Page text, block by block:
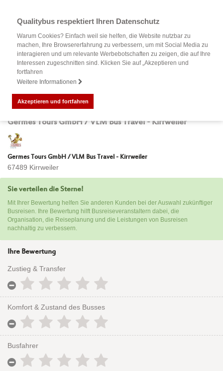
Qualitybus respektiert Ihren Datenschutz
Warum Cookies? Einfach weil sie helfen, die Website nutzbar zu
machen, Ihre Browsererfahrung zu verbessern, um mit Social Media zu
interagieren und um relevante Werbebotschaften zu zeigen, die auf Ihre
Interessen zugeschnitten sind. Klicken Sie auf „Akzeptieren und
fortfahren
Weitere Informationen
Akzeptieren und fortfahren
Germes Tours GmbH / VLM Bus Travel - Kirrweiler
Germes Tours GmbH / VLM Bus Travel - Kirrweiler
67489 Kirrweiler
Sie verteilen die Sterne!
Mit Ihrer Bewertung helfen Sie anderen Kunden bei der Auswahl zukünftiger
Busreisen. Ihre Bewertung hilft Busreiseveranstaltern dabei, die
Organisation, die Reiseplanung und die Leistungen von Busreisen
nachhaltig zu verbessern.
Ihre Bewertung
Zustieg & Transfer
Komfort & Zustand des Busses
Busfahrer